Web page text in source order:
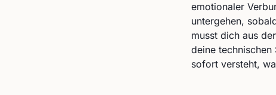
emotionaler
untergehen,
musst dich aus
deine
sofort versteht,